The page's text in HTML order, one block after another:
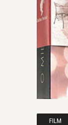
FILM